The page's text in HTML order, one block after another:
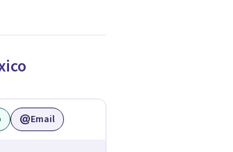
Email